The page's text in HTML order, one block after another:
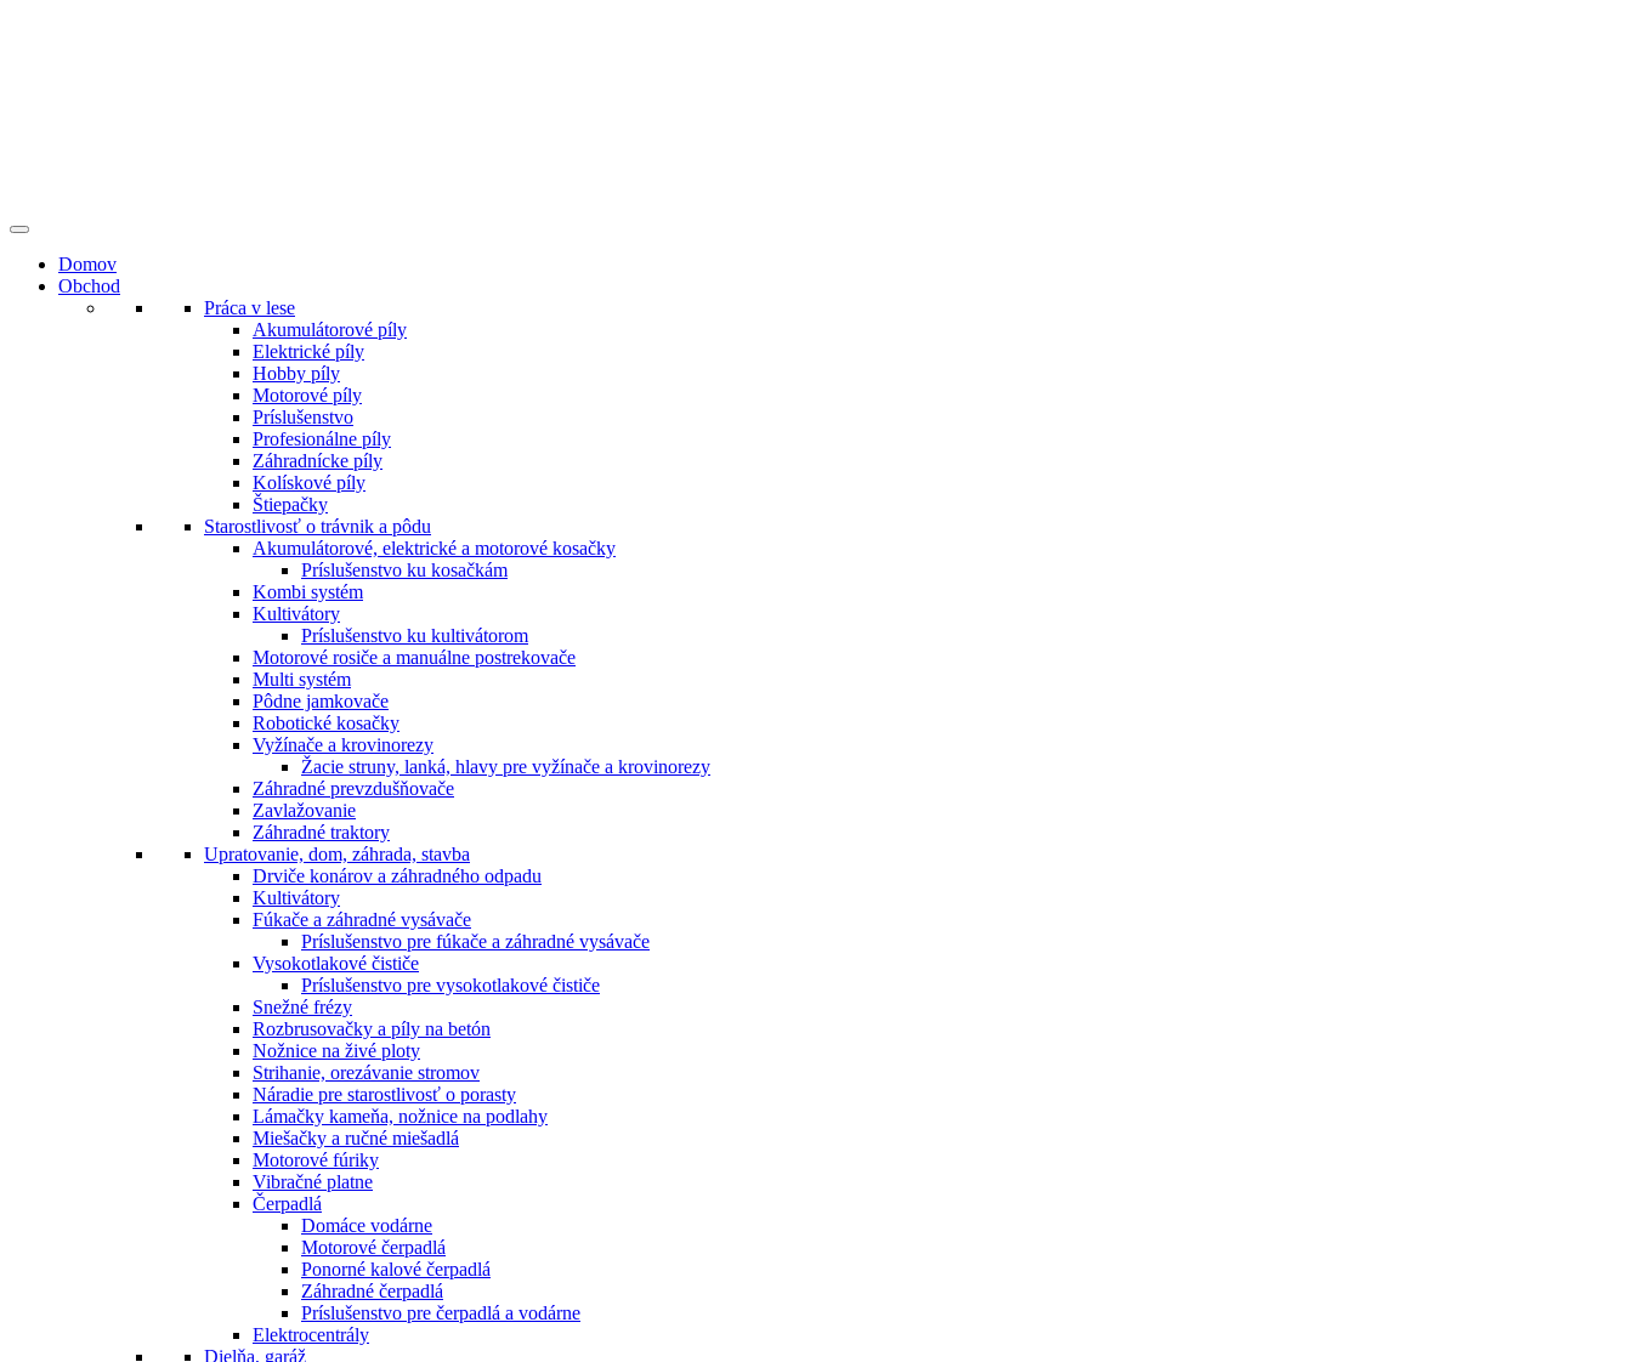
Domov
Obchod
Práca v lese
Akumulátorové píly
Elektrické píly
Hobby píly
Motorové píly
Príslušenstvo
Profesionálne píly
Záhradnícke píly
Kolískové píly
Štiepačky
Starostlivosť o trávnik a pôdu
Akumulátorové, elektrické a motorové kosačky
Príslušenstvo ku kosačkám
Kombi systém
Kultivátory
Príslušenstvo ku kultivátorom
Motorové rosiče a manuálne postrekovače
Multi systém
Pôdne jamkovače
Robotické kosačky
Vyžínače a krovinorezy
Žacie struny, lanká, hlavy pre vyžínače a krovinorezy
Záhradné prevzdušňovače
Zavlažovanie
Záhradné traktory
Upratovanie, dom, záhrada, stavba
Drviče konárov a záhradného odpadu
Kultivátory
Fúkače a záhradné vysávače
Príslušenstvo pre fúkače a záhradné vysávače
Vysokotlakové čističe
Príslušenstvo pre vysokotlakové čističe
Snežné frézy
Rozbrusovačky a píly na betón
Nožnice na živé ploty
Strihanie, orezávanie stromov
Náradie pre starostlivosť o porasty
Lámačky kameňa, nožnice na podlahy
Miešačky a ručné miešadlá
Motorové fúriky
Vibračné platne
Čerpadlá
Domáce vodárne
Motorové čerpadlá
Ponorné kalové čerpadlá
Záhradné čerpadlá
Príslušenstvo pre čerpadlá a vodárne
Elektrocentrály
Dielňa, garáž